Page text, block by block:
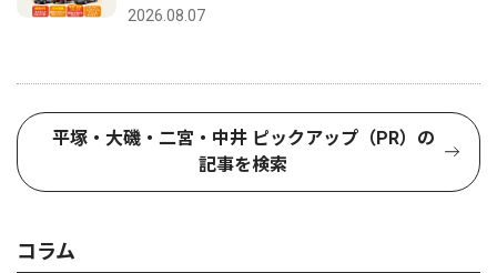
2026.08.07
平塚・大磯・二宮・中井 ピックアップ（PR）の
記事を検索
コラム